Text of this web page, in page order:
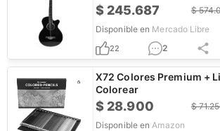
$ 245.687 $
Disponible en Mercado Libre
22 2
X72 Colores Premium +
Colorear
$ 28.900 $
Disponible en Amazon